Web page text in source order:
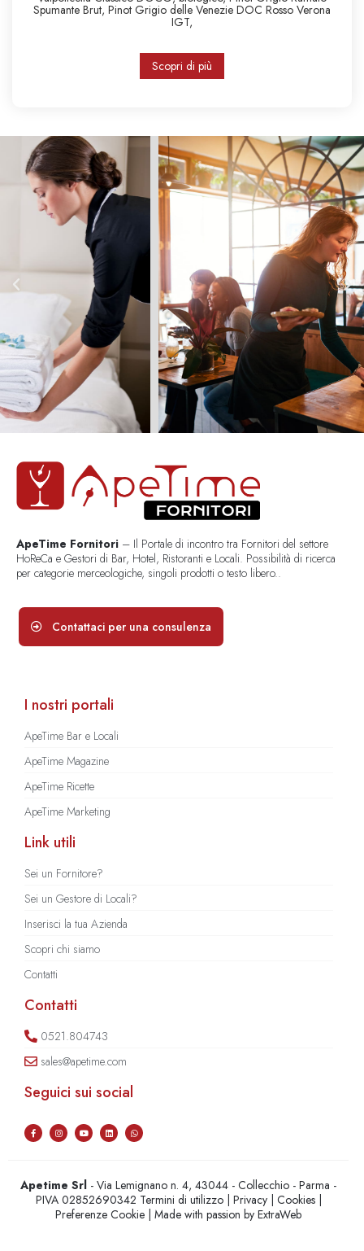
Spumante Brut, Pinot Grigio delle Venezie DOC Rosso Verona
IGT,
Scopri di più
ApeTime Fornitori – Il Portale di incontro tra Fornitori del settore
HoReCa e Gestori di Bar, Hotel, Ristoranti e Locali. Possibilità di ricerca
per categorie merceologiche, singoli prodotti o testo libero..
Contattaci per una consulenza
I nostri portali
ApeTime Bar e Locali
ApeTime Magazine
ApeTime Ricette
ApeTime Marketing
Link utili
Sei un Fornitore?
Sei un Gestore di Locali?
Inserisci la tua Azienda
Scopri chi siamo
Contatti
Contatti
0521.804743
sales@apetime.com
Seguici sui social
Apetime Srl - Via Lemignano n. 4, 43044 - Collecchio - Parma -
PIVA 02852690342 Termini di utilizzo| Privacy| Cookies|
Preferenze Cookie | Made with passion byExtraWeb